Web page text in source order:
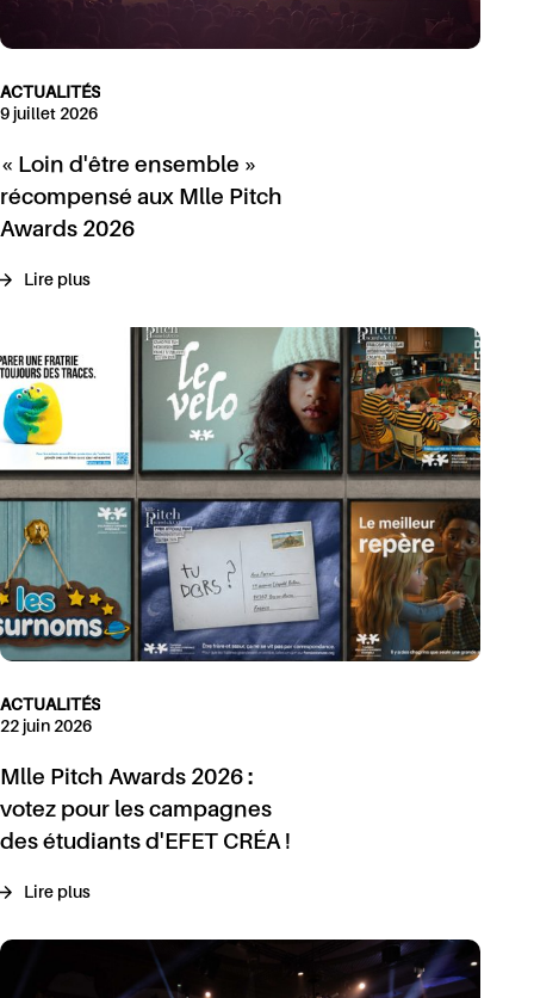
ACTUALITÉS
9 juillet 2026
« Loin d'être ensemble »
récompensé aux Mlle Pitch
Awards 2026
Lire plus
ACTUALITÉS
22 juin 2026
Mlle Pitch Awards 2026 :
votez pour les campagnes
des étudiants d'EFET CRÉA !
Lire plus